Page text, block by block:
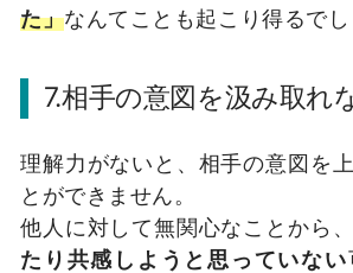
た」なんてことも起こり得るでし
7.相手の意図を汲み取れ
理解力がないと、相手の意図を
とができません。
他人に対して無関心なことから、
たり共感しようと思っていない